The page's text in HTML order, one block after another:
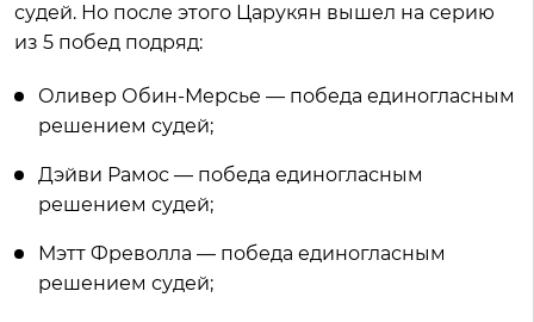
судей. Но после этого Царукян вышел на серию
из 5 побед подряд:
Оливер Обин-Мерсье — победа единогласным
решением судей;
Дэйви Рамос — победа единогласным
решением судей;
Мэтт Фреволла — победа единогласным
решением судей;